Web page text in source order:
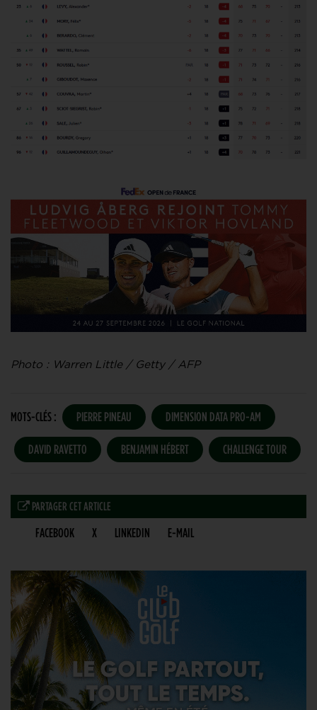
Photo : Warren Little / Getty / AFP
MOTS-CLÉS : PIERRE PINEAU DIMENSION DATA PRO-AM
DAVID RAVETTO BENJAMIN HÉBERT CHALLENGE TOUR
PARTAGER CET ARTICLE
FACEBOOK X LINKEDIN E-MAIL